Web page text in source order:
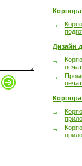
Дизайн